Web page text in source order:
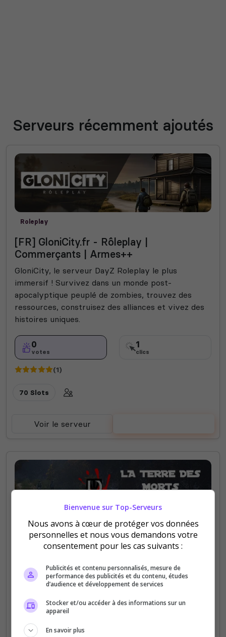
Serveurs récemment ajoutés
Roleplay
[FR] GloniCity.fr - Rôleplay |
Commerçants | Armes++
GloniCity, le serveur DayZ Roleplay le plus
immersif ! Survivez dans un monde post-
apocalyptique peuplé de zombies, trouvez des
ressources, construisez des alliances et vivez des
histoires uniques.
0
votes
1
clics
(1)
70 Slots
Voir le serveur
Roleplay PVE PVP
[FR] (PC) La terre des Morts l SERVEUR
Bientot la Saison 2 l DISCORD l
Bienvenue à toi survivants ! La Terre des morts est
un serveur RP-(VP) FACTIONS. Que tu sois un
bienveillant citoyen, un humble paysan ou une
infâme crapule, ce monde est ce que tu cherchais....
Bienvenue sur Top-Serveurs
Nous avons à cœur de protéger vos données
personnelles et nous vous demandons votre
consentement pour les cas suivants :
Publicités et contenu personnalisés, mesure de
performance des publicités et du contenu, études
d’audience et développement de services
Stocker et/ou accéder à des informations sur un
appareil
En savoir plus